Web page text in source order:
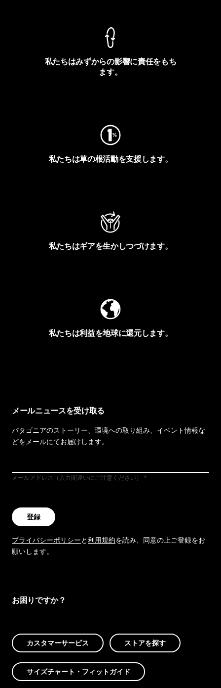
私たちはみずからの影響に責任をもち
ます。
私たちは草の根活動を支援します。
私たちはギアを生かしつづけます。
私たちは利益を地球に還元します。
メールニュースを受け取る
パタゴニアのストーリー、環境への取り組み、イベント情報な
どをメールにてお届けします。
メールアドレス（入力間違いにご注意ください）
登録
プライバシーポリシーと利用規約を読み、同意の上ご登録をお
願いします。
お困りですか？
カスタマーサービス ストアを探す
サイズチャート・フィットガイド